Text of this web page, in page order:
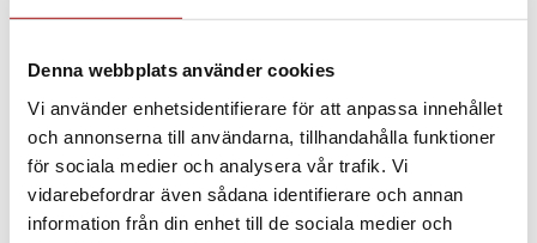
Denna webbplats använder cookies
Vi använder enhetsidentifierare för att anpassa innehållet
och annonserna till användarna, tillhandahålla funktioner
för sociala medier och analysera vår trafik. Vi
vidarebefordrar även sådana identifierare och annan
information från din enhet till de sociala medier och
Är fällpallarna brandsäkra?
Är sitsen utbytbar på STOCKHOLM II?
Är era fällpallar handgjorda?
Är era produkter tillverkade i Sverige?